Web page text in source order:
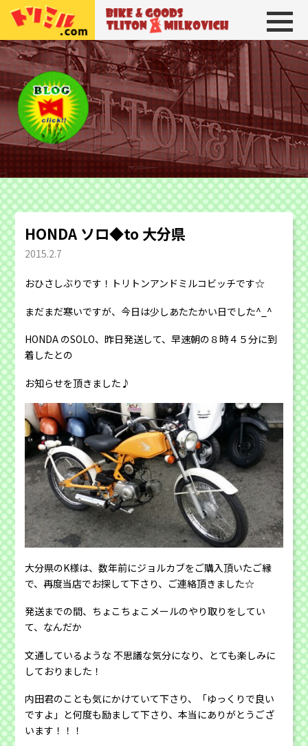
トリトン＆ミルコビッチ BIKE＆
HONDA ソロ◆to 大分県
2015.2.7
おひさしぶりです！トリトンアンドミルコビッチです☆
まだまだ寒いですが、今日は少しあたたかい日でした^_^
HONDA のSOLO、昨日発送して、早速朝の８時４５分に到
着したとの
お知らせを頂きました♪
大分県のK様は、数年前にジョルカブをご購入頂いたご縁
で、再度当店でお探して下さり、ご連絡頂きました☆
発送までの間、ちょこちょこメールのやり取りをしてい
て、なんだか
文通しているような 不思議な気分になり、とても楽しみに
しておりました！
内田君のことも気にかけていて下さり、「ゆっくりで良い
ですよ」と何度も励まして下さり、本当にありがとうござ
います！！！